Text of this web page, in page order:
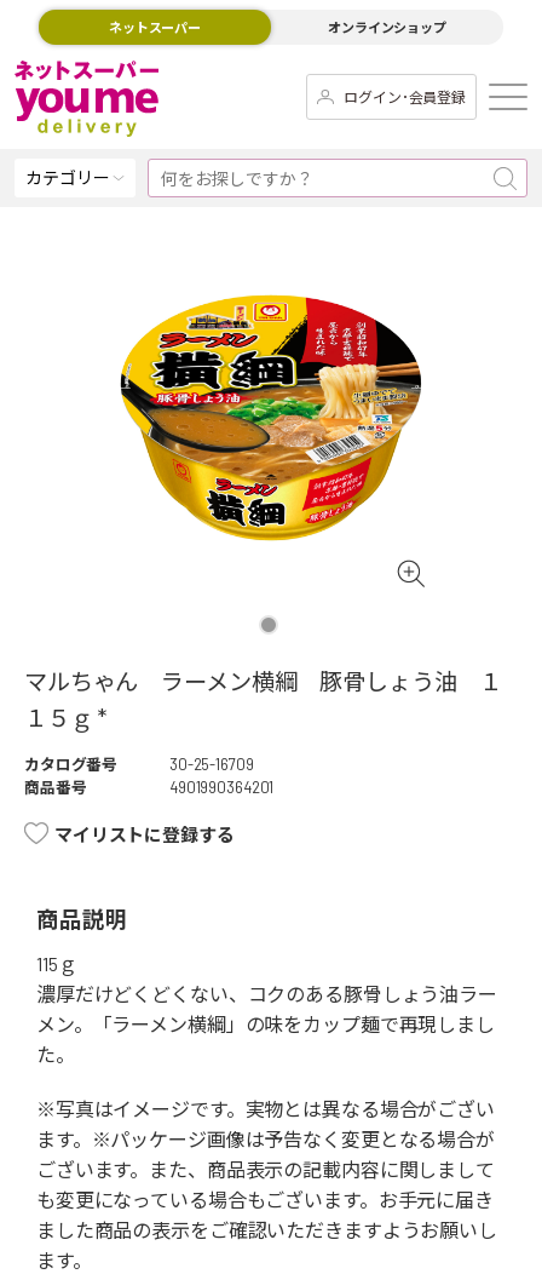
ネットスーパー オンラインショップ
ログイン･会員登録
カテゴリー
マルちゃん ラーメン横綱 豚骨しょう油 １
１５ｇ *
カタログ番号
30-25-16709
商品番号
4901990364201
マイリストに登録する
商品説明
115ｇ
濃厚だけどくどくない、コクのある豚骨しょう油ラー
メン。「ラーメン横綱」の味をカップ麺で再現しまし
た。
※写真はイメージです。実物とは異なる場合がござい
ます。※パッケージ画像は予告なく変更となる場合が
ございます。また、商品表示の記載内容に関しまして
も変更になっている場合もございます。お手元に届き
ました商品の表示をご確認いただきますようお願いし
ます。